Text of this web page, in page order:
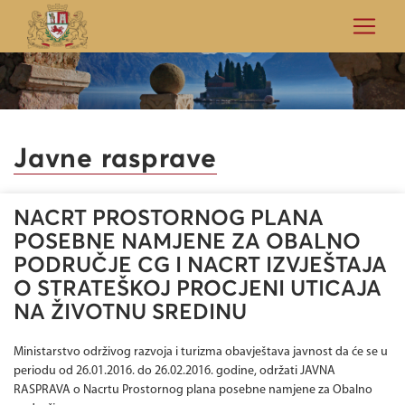
Javne rasprave
NACRT PROSTORNOG PLANA
POSEBNE NAMJENE ZA OBALNO
PODRUČJE CG I NACRT IZVJEŠTAJA
O STRATEŠKOJ PROCJENI UTICAJA
NA ŽIVOTNU SREDINU
Ministarstvo održivog razvoja i turizma obavještava javnost da će se u
periodu od 26.01.2016. do 26.02.2016. godine, održati JAVNA
RASPRAVA o Nacrtu Prostornog plana posebne namjene za Obalno